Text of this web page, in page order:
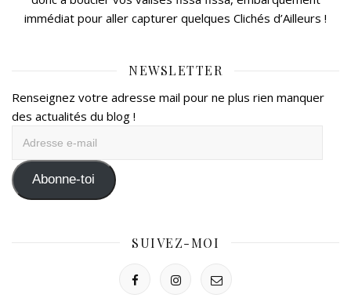
immédiat pour aller capturer quelques Clichés d’Ailleurs !
NEWSLETTER
Renseignez votre adresse mail pour ne plus rien manquer
des actualités du blog !
mail Abonne-toi
SUIVEZ-MOI